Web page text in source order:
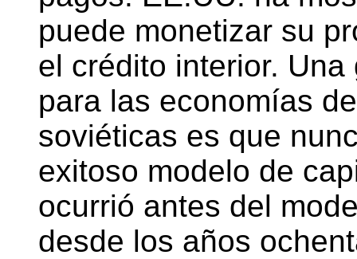
puede monetizar su
el crédito interior.
para las economías
soviéticas es que
exitoso modelo de
ocurrió antes del
desde los años